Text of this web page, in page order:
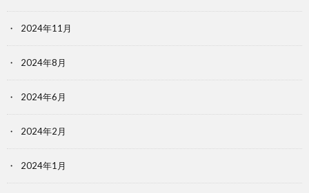
2024年11月
2024年8月
2024年6月
2024年2月
2024年1月